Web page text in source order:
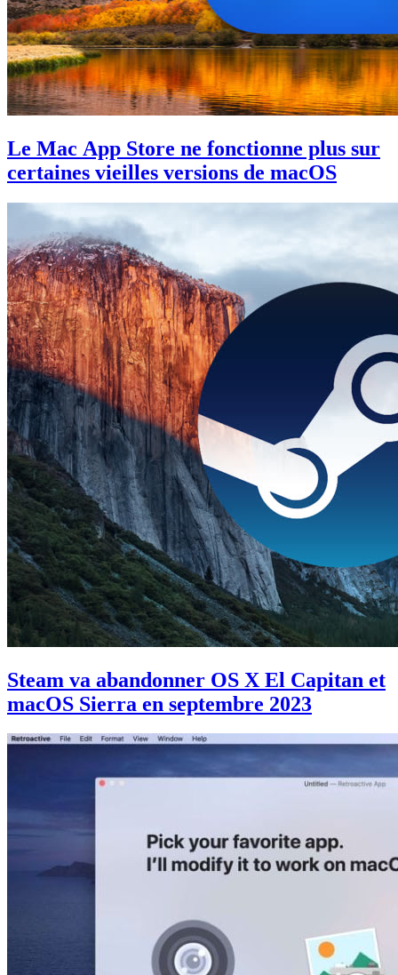
Le Mac App Store ne fonctionne plus sur
certaines vieilles versions de macOS
Steam va abandonner OS X El Capitan et
macOS Sierra en septembre 2023